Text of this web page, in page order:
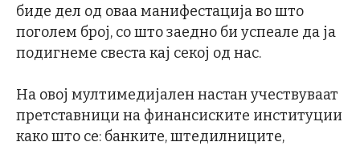
биде дел од оваа манифестација во што
поголем број, со што заедно би успеале да ја
подигнеме свеста кај секој од нас.
На овој мултимедијален настан учествуваат
претставници на финансиските институции
како што се: банките, штедилниците,